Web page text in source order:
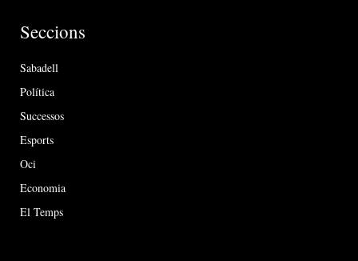
Seccions
Sabadell
Política
Successos
Esports
Oci
Economia
El Temps